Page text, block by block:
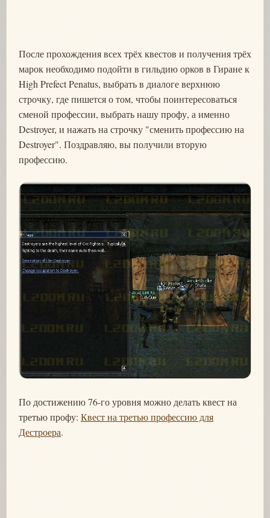
После прохождения всех трёх квестов и получения трёх
марок необходимо подойти в гильдию орков в Гиране к
High Prefect Penatus, выбрать в диалоге верхнюю
строчку, где пишется о том, чтобы поинтересоваться
сменой профессии, выбрать нашу профу, а именно
Destroyer, и нажать на строчку "сменить профессию на
Destroyer". Поздравляю, вы получили вторую
профессию.
По достижению 76-го уровня можно делать квест на
третью профу: Квест на третью профессию для
Дестроера.